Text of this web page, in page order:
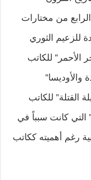
من مختارات
للزعيم الثوري
الأحمر” للكاتب
والأوديسا”
القتلة” للكاتب
التي كانت سبباً في
رغم أهميته ككاتب